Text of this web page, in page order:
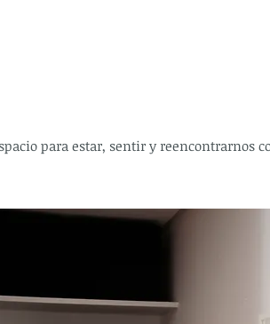
para estar, sentir y reencontrarnos